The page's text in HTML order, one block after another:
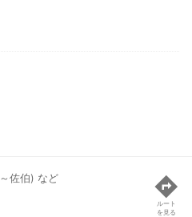
佐伯) など
ルート
を見る